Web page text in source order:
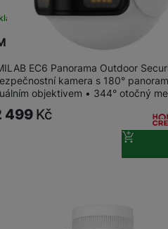
EC6 Panorama
EC6 Panorama Outdoor
kamera s 180°
objektivem • 344° otočný
499 Kč